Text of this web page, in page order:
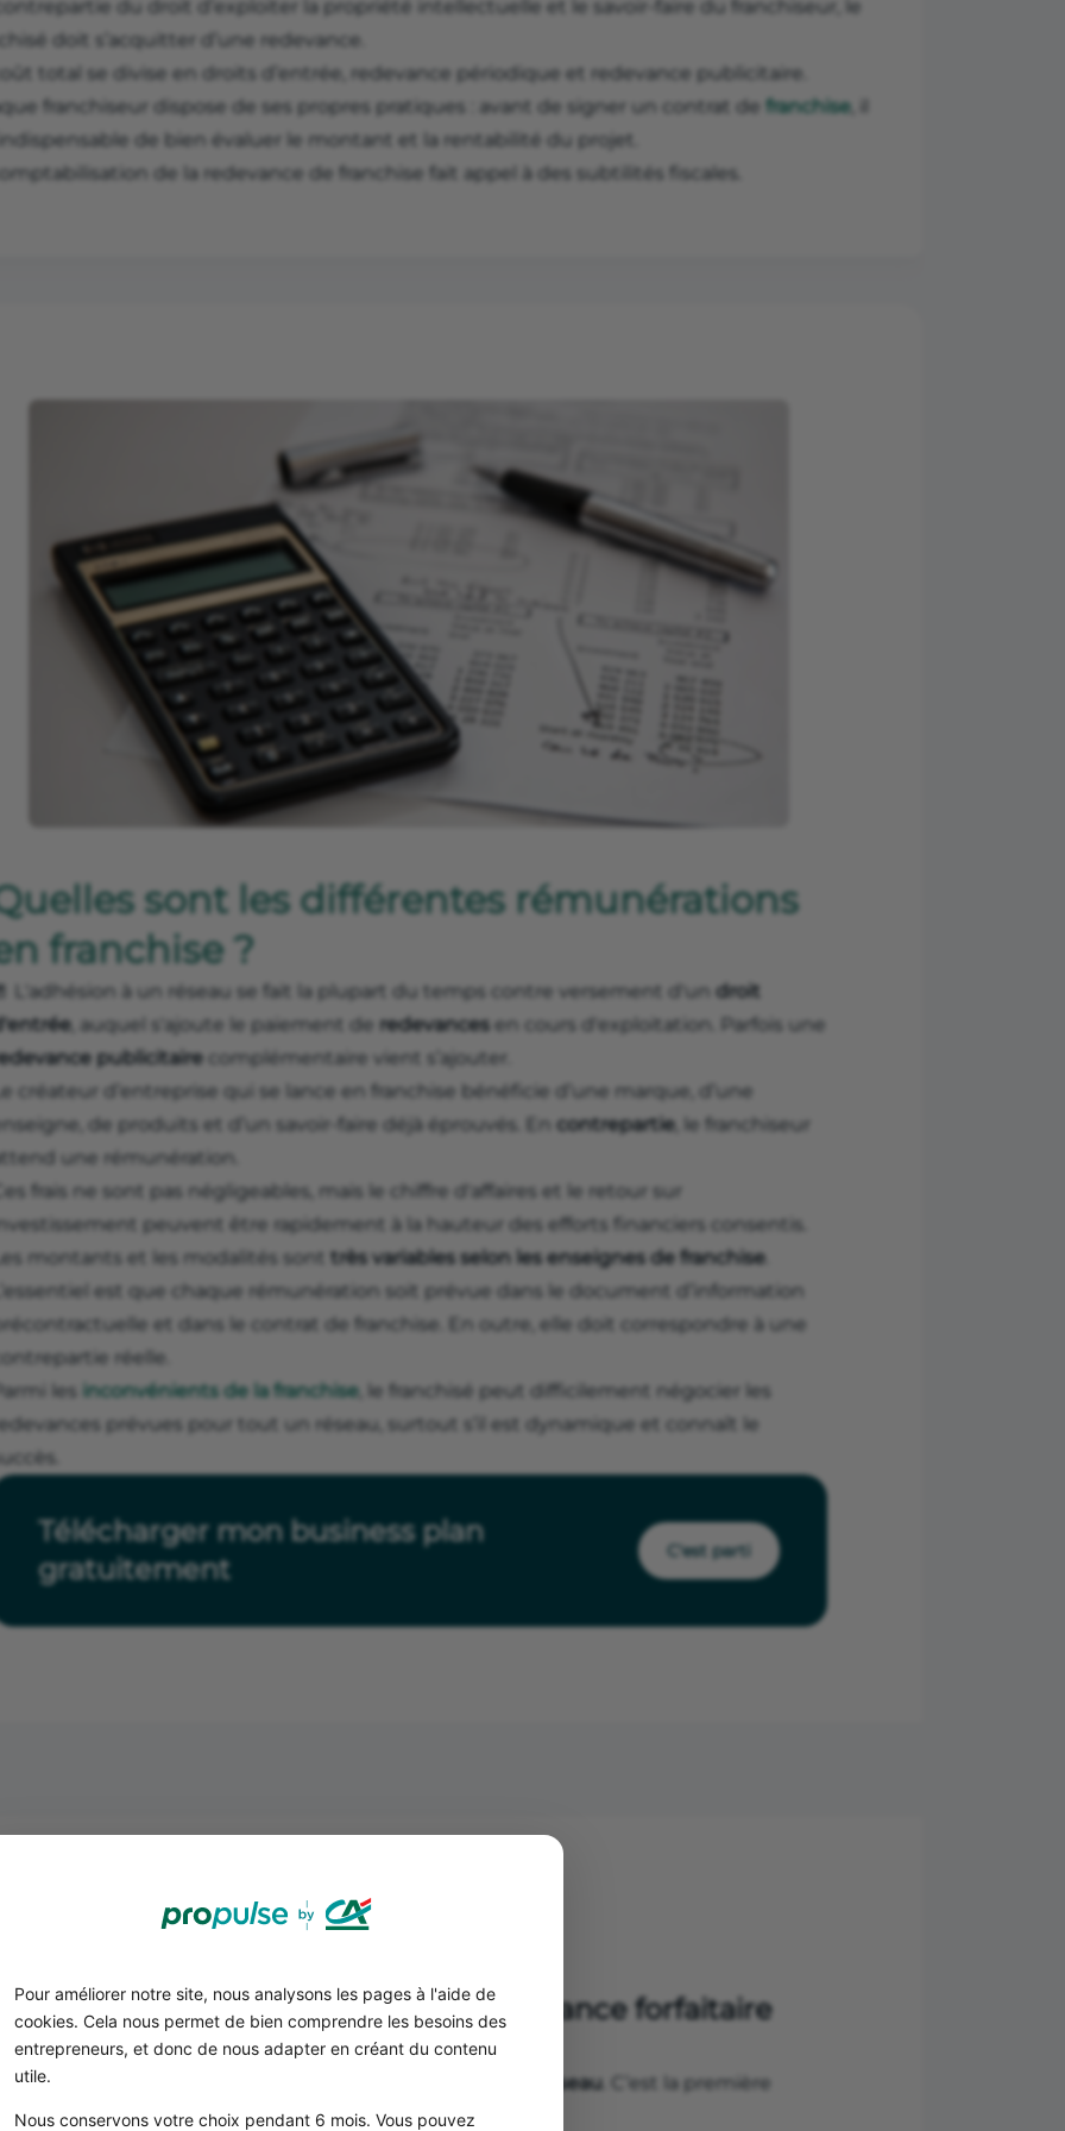
Pour améliorer notre site, nous analysons les pages à l'aide de
cookies. Cela nous permet de bien comprendre les besoins des
entrepreneurs, et donc de nous adapter en créant du contenu
utile.
Nous conservons votre choix pendant 6 mois. Vous pouvez
du droit d’exploiter la propriété intellectuelle et le savoir-faire du franchiseur, le
doit s’acquitter d’une redevance.
total se divise en droits d’entrée, redevance périodique et redevance publicitaire.
franchiseur dispose de ses propres pratiques : avant de signer un contrat de franchise, il
de bien évaluer le montant et la rentabilité du projet.
de la redevance de franchise fait appel à des subtilités fiscales.
sont les différentes rémunérations
franchise ?
L'adhésion à un réseau se fait la plupart du temps contre versement d'un droit
, auquel s'ajoute le paiement de redevancesen cours d'exploitation. Parfois une
publicitaire complémentaire vient s’ajouter.
créateur d’entreprise qui se lance en franchise bénéficie d’une marque, d’une
de produits et d’un savoir-faire déjà éprouvés. En contrepartie, le franchiseur
une rémunération.
frais ne sont pas négligeables, mais le chiffre d'affaires et le retour sur
peuvent être rapidement à la hauteur des efforts financiers consentis.
montants et les modalités sont très variables selon les enseignes de franchise
est que chaque rémunération soit prévue dans le document d’information
et dans le contrat de franchise. En outre, elle doit correspondre à une
réelle.
les inconvénients de la franchise, le franchisé peut difficilement négocier les
prévues pour tout un réseau, surtout s’il est dynamique et connaît le
Télécharger mon business plan
gratuitement
C'est parti
droit d'entrée
ce que le droit d’entrée ou redevance forfaitaire
?
droit d'entrée est la somme à régler pour adhérer à un réseau . C’est la première
en franchise !